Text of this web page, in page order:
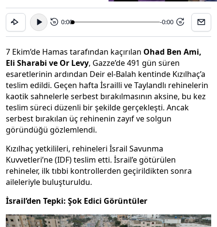
15 0:00 -0:00 15
7 Ekim’de Hamas tarafından kaçırılan Ohad Ben Ami,
Eli Sharabi ve Or Levy, Gazze’de 491 gün süren
esaretlerinin ardından Deir el-Balah kentinde Kızılhaç’a
teslim edildi. Geçen hafta İsrailli ve Taylandlı rehinelerin
kaotik sahnelerle serbest bırakılmasının aksine, bu kez
teslim süreci düzenli bir şekilde gerçekleşti. Ancak
serbest bırakılan üç rehinenin zayıf ve solgun
göründüğü gözlemlendi.
Kızılhaç yetkilileri, rehineleri İsrail Savunma
Kuvvetleri’ne (IDF) teslim etti. İsrail’e götürülen
rehineler, ilk tıbbi kontrollerden geçirildikten sonra
aileleriyle buluşturuldu.
İsrail’den Tepki: Şok Edici Görüntüler